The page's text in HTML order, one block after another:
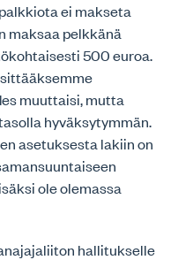
ei makseta
maksaa pelkkänä
500 euroa.
muuttaisi, mutta
hyväksytymmän.
asetuksesta lakiin on
ole olemassa
hallitukselle